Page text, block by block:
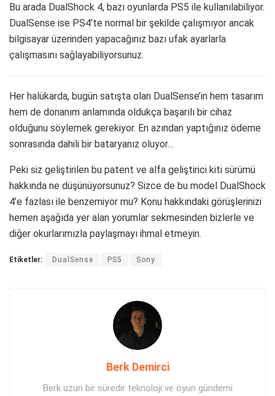
Bu arada DualShock 4, bazı oyunlarda PS5 ile kullanılabiliyor.
DualSense ise PS4’te normal bir şekilde çalışmıyor ancak
bilgisayar üzerinden yapacağınız bazı ufak ayarlarla
çalışmasını sağlayabiliyorsunuz.
Her halükarda, bugün satışta olan DualSense’in hem tasarım
hem de donanım anlamında oldukça başarılı bir cihaz
olduğunu söylemek gerekiyor. En azından yaptığınız ödeme
sonrasında dahili bir bataryanız oluyor…
Peki siz geliştirilen bu patent ve alfa geliştirici kiti sürümü
hakkında ne düşünüyorsunuz? Sizce de bu model DualShock
4’e fazlası ile benzemiyor mu? Konu hakkındaki görüşlerinizi
hemen aşağıda yer alan yorumlar sekmesinden bizlerle ve
diğer okurlarımızla paylaşmayı ihmal etmeyin.
Etiketler: DualSense PS5 Sony
Berk Demirci
Berk uzun bir süredir teknoloji ve oyun gündemi